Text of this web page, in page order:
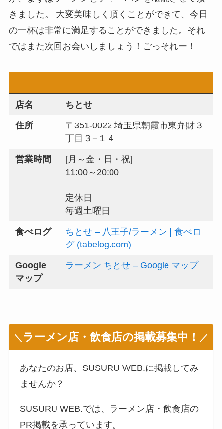
きました。 大変美味しく頂くことができて、今日
の一杯は非常に満足することができました。それ
ではまた次回お会いしましょう！ごっそれー！
店名 ちとせ
住所
〒351-0022 埼玉県朝霞市東弁財３
丁目３−１４
営業時間
[月～金・日・祝]
11:00～20:00
定休日
毎週土曜日
食べログ
ちとせ – 八王子/ラーメン | 食べロ
グ (tabelog.com)
Google
マップ
ラーメン ちとせ – Google マップ
＼ ラーメン店・飲食店の掲載募集中！ ／
あなたのお店、SUSURU WEB.に掲載してみ
ませんか？
SUSURU WEB.では、ラーメン店・飲食店の
PR掲載を承っています。